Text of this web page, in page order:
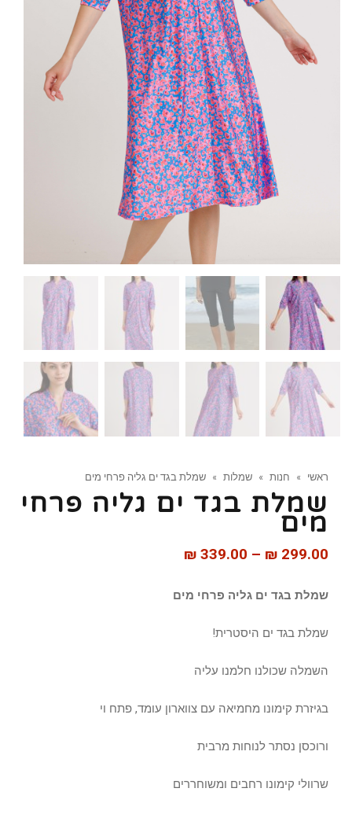
ראשי » חנות » שמלות » שמלת בגד ים גליה פרחי מים
שמלת בגד ים גליה פרחי
מים
₪ 299.00
–
₪ 339.00
שמלת בגד ים גליה פרחי מים
שמלת בגד ים היסטרית!
השמלה שכולנו חלמנו עליה
בגיזרת קימונו מחמיאה עם צווארון עומד, פתח וי
ורוכסן נסתר לנוחות מרבית
שרוולי קימונו רחבים ומשוחררים